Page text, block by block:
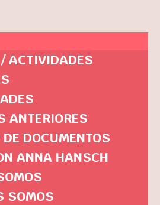
ACTIVIDADES
ANTERIORES
DOCUMENTOS
ANNA HANSCH
SOMOS